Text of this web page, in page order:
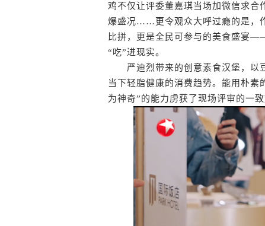
鸡不仅让评委董嘉琪当场加微信求合
爆盛况……更令观众大呼过瘾的是，
比拼，更是全民可参与的美食盛宴
“吃”进现实。
严迪烈带来的创意素食汉堡，以豆
当下轻脂健康的消费趋势。能用朴素
为神奇”的能力虏获了现场评审的一致